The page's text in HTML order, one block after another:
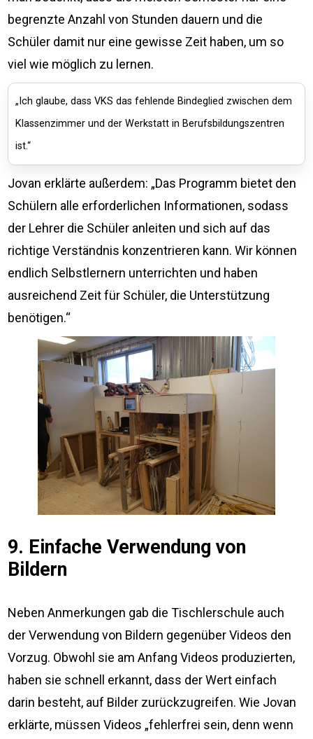
begrenzte Anzahl von Stunden dauern und die
Schüler damit nur eine gewisse Zeit haben, um so
viel wie möglich zu lernen.
„Ich glaube, dass VKS das fehlende Bindeglied zwischen dem
Klassenzimmer und der Werkstatt in Berufsbildungszentren
ist.“
Jovan erklärte außerdem: „Das Programm bietet den
Schülern alle erforderlichen Informationen, sodass
der Lehrer die Schüler anleiten und sich auf das
richtige Verständnis konzentrieren kann. Wir können
endlich Selbstlernern unterrichten und haben
ausreichend Zeit für Schüler, die Unterstützung
benötigen.“
9. Einfache Verwendung von
Bildern
Neben Anmerkungen gab die Tischlerschule auch
der Verwendung von Bildern gegenüber Videos den
Vorzug. Obwohl sie am Anfang Videos produzierten,
haben sie schnell erkannt, dass der Wert einfach
darin besteht, auf Bilder zurückzugreifen. Wie Jovan
erklärte, müssen Videos „fehlerfrei sein, denn wenn